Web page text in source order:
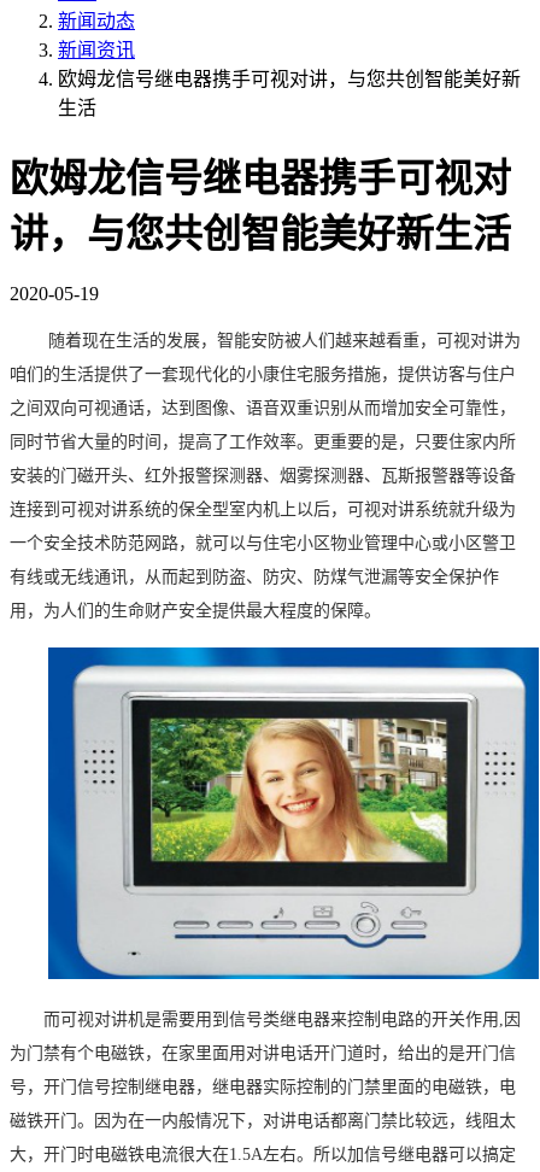
新闻动态
新闻资讯
欧姆龙信号继电器携手可视对讲，与您共创智能美好新
生活
欧姆龙信号继电器携手可视对
讲，与您共创智能美好新生活
2020-05-19
随着现在生活的发展， 智能安防被人们越来越看重，
可视对讲为
咱们的生活提供了一套现代化的小康住宅服务措施，提供访客与住户
之间双向可视通话，达到图像、语音双重识别从而增加安全可靠性，
同时节省大量的时间，提高了工作效率。更重要的是，只要住家内所
安装的门磁开头、红外报警探测器、烟雾探测器、瓦斯报警器等设备
连接到可视对讲系统的保全型室内机上以后，可视对讲系统就升级为
一个安全技术防范网路，就可以与住宅小区物业管理中心或小区警卫
有线或无线通讯，从而起到防盗、防灾、防煤气泄漏等安全保护作
用，为人们的生命财产安全提供最大程度的保障。
而可视对讲机是需要用到信号类继电器来控制电路的开关作用 ,因
为门禁有个电磁铁，在家里面用对讲电话开门道时，给出的是开门信
号，开门信号控制继电器，继电器实际控制的门禁里面的电磁铁，电
磁铁开门。因为在一内般情况下，对讲电话都离门禁比较远，线阻太
大，开门时电磁铁电流很大在1.5A左右。所以加信号继电器可以搞定